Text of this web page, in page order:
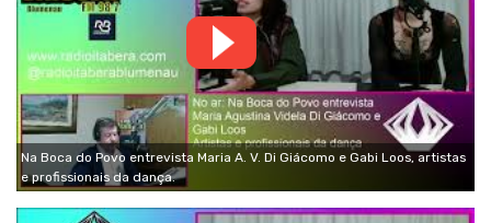
Na Boca do Povo entrevista Maria A. V. Di Giácomo e Gabi Loos, artistas
e profissionais da dança.